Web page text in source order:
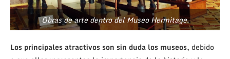
Obras de arte dentro del Museo Hermitage.
Los principales atractivos son sin duda los museos, debido